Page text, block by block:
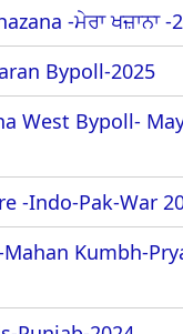
-ਮੇਰਾ ਖਜ਼ਾਨਾ -
Bypoll-2025
West Bypoll-
-Indo-Pak-War
Kumbh-